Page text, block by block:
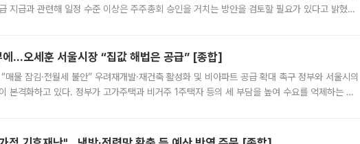
지급과 관련해 일정 수준 이상은 주주총회 승인을 거치는 방안을 검토할 필요가 있다고 밝혔다.
에…오세훈 서울시장 “집값 해법은 공급” [종합]
매물 잠김·전월세 불안” 우려재개발·재건축 활성화 및 비아파트 공급 확대 촉구 정부와 서울시의
본격화하고 있다. 정부가 고가주택과 비거주 1주택자 등의 세 부담을 높여 수요를 억제하는 카